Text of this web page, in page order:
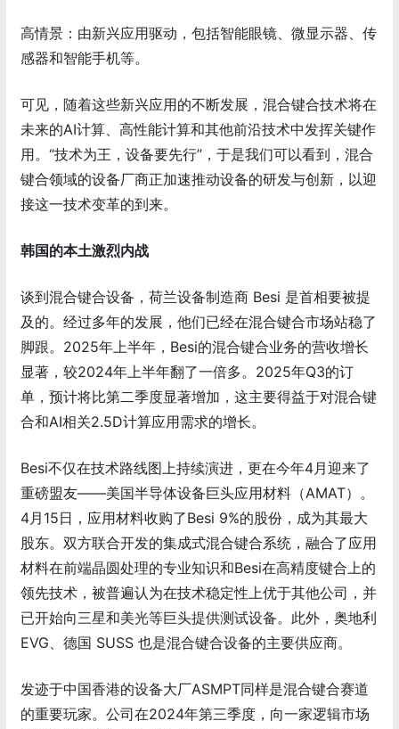
高情景：由新兴应用驱动，包括智能眼镜、微显示器、传
感器和智能手机等。
可见，随着这些新兴应用的不断发展，混合键合技术将在
未来的AI计算、高性能计算和其他前沿技术中发挥关键作
用。“技术为王，设备要先行”，于是我们可以看到，混合
键合领域的设备厂商正加速推动设备的研发与创新，以迎
接这一技术变革的到来。
韩国的本土激烈内战
谈到混合键合设备，荷兰设备制造商 Besi 是首相要被提
及的。经过多年的发展，他们已经在混合键合市场站稳了
脚跟。2025年上半年，Besi的混合键合业务的营收增长
显著，较2024年上半年翻了一倍多。2025年Q3的订
单，预计将比第二季度显著增加，这主要得益于对混合键
合和AI相关2.5D计算应用需求的增长。
Besi不仅在技术路线图上持续演进，更在今年4月迎来了
重磅盟友——美国半导体设备巨头应用材料（AMAT）。
4月15日，应用材料收购了Besi 9%的股份，成为其最大
股东。双方联合开发的集成式混合键合系统，融合了应用
材料在前端晶圆处理的专业知识和Besi在高精度键合上的
领先技术，被普遍认为在技术稳定性上优于其他公司，并
已开始向三星和美光等巨头提供测试设备。此外，奥地利
EVG、德国 SUSS 也是混合键合设备的主要供应商。
发迹于中国香港的设备大厂ASMPT同样是混合键合赛道
的重要玩家。公司在2024年第三季度，向一家逻辑市场